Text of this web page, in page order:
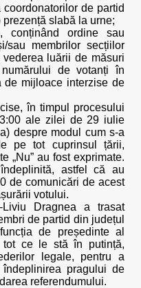
de partid
slabă la urne;
conținând ordine sau
sau membrilor secțiilor
luării de măsuri
de votanți în
de mijloace interzise de
în timpul procesului
ale zilei de 29 iulie
despre modul cum s-a
pe tot cuprinsul țării,
„Nu” au fost exprimate.
astfel că au
de comunicări de acest
votului.
Dragnea a trasat
de partid din județul
de președinte al
tot ce le stă în putință,
legale, pentru a
pragului de
referendumului.